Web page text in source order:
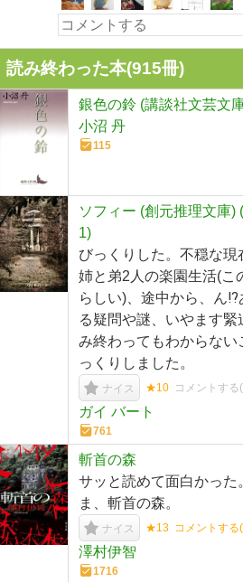
読み終わった本(915冊)
銀色の鈴 (講談社文芸文
小沼 丹
115
ソフィー (創元推理文庫)
1)
びっくりした。不穏な現
姉と弟2人の楽園生活(こ
らしい)、途中から、ん⁉︎
る疑問や謎、いやます
み終わってもわからな
っくりしました。
ナイス ★10 コメントする(
ガイ バート
761
斬首の森
サッと読めて面白かった
ま、斬首の森。
ナイス ★13 コメントする(
澤村伊智
1716